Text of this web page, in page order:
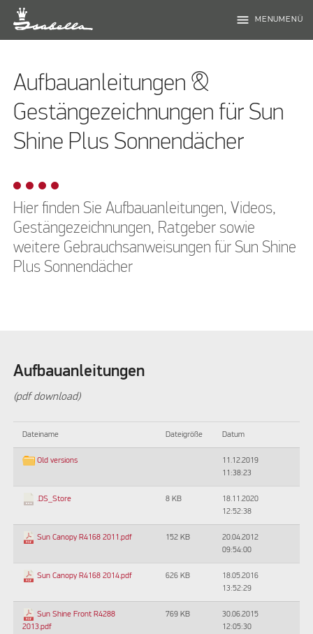
menu MENUMENÜ
Aufbauanleitungen &
Gestängezeichnungen für Sun
Shine Plus Sonnendächer
Hier finden Sie Aufbauanleitungen, Videos,
Gestängezeichnungen, Ratgeber sowie
weitere Gebrauchsanweisungen für Sun Shine
Plus Sonnendächer
Aufbauanleitungen
(pdf download)
Dateiname Dateigröße Datum
Old versions
11.12.2019
11:38:23
.DS_Store 8 KB
18.11.2020
12:52:38
Sun Canopy R4168 2011.pdf 152 KB
20.04.2012
09:54:00
Sun Canopy R4168 2014.pdf 626 KB
18.05.2016
13:52:29
Sun Shine Front R4288
2013.pdf
769 KB
30.06.2015
12:05:30